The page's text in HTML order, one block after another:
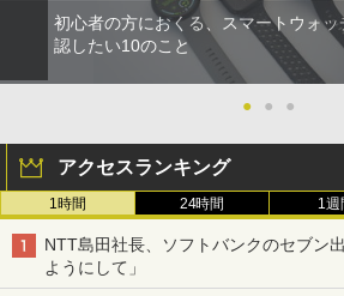
初心者の方におくる、スマートウォ
認したい10のこと
● ● ●
アクセスランキング
1時間 24時間 1週
NTT島田社長、ソフトバンクのセブン
ようにして」